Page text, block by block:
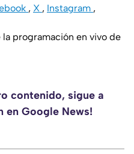
, X , Instagram ,
programación en vivo de
contenido, sigue a
en Google News!